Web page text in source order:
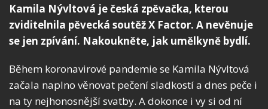
Kamila Nývltová je česká zpěvačka, kterou
zviditelnila pěvecká soutěž X Factor. A nevěnuje
se jen zpívání. Nakoukněte, jak umělkyně bydlí.
Během koronavirové pandemie se Kamila Nývltová
začala naplno věnovat pečení sladkostí a dnes peče i
na ty nejhonosnější svatby. A dokonce i vy si od ní